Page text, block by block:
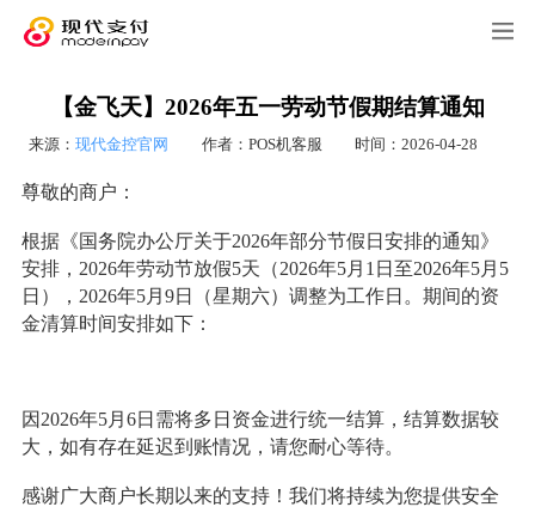
【金飞天】2026年五一劳动节假期结算通知
来源： 现代金控官网 作者：POS机客服 时间：2026-04-28
尊敬的商户：
根据《国务院办公厅关于2026年部分节假日安排的通知》
安排，2026年劳动节放假5天（2026年5月1日至2026年5月5
日），2026年5月9日（星期六）调整为工作日。期间的资
金清算时间安排如下：
因2026年5月6日需将多日资金进行统一结算，结算数据较
大，如有存在延迟到账情况，请您耐心等待。
感谢广大商户长期以来的支持！我们将持续为您提供安全